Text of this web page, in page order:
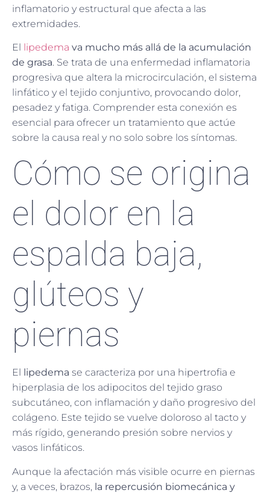
inflamatorio y estructural que afecta a las
extremidades.
El lipedema va mucho más allá de la acumulación
de grasa. Se trata de una enfermedad inflamatoria
progresiva que altera la microcirculación, el sistema
linfático y el tejido conjuntivo, provocando dolor,
pesadez y fatiga. Comprender esta conexión es
esencial para ofrecer un tratamiento que actúe
sobre la causa real y no solo sobre los síntomas.
Cómo se origina
el dolor en la
espalda baja,
glúteos y
piernas
El lipedema se caracteriza por una hipertrofia e
hiperplasia de los adipocitos del tejido graso
subcutáneo, con inflamación y daño progresivo del
colágeno. Este tejido se vuelve doloroso al tacto y
más rígido, generando presión sobre nervios y
vasos linfáticos.
Aunque la afectación más visible ocurre en piernas
y, a veces, brazos, la repercusión biomecánica y